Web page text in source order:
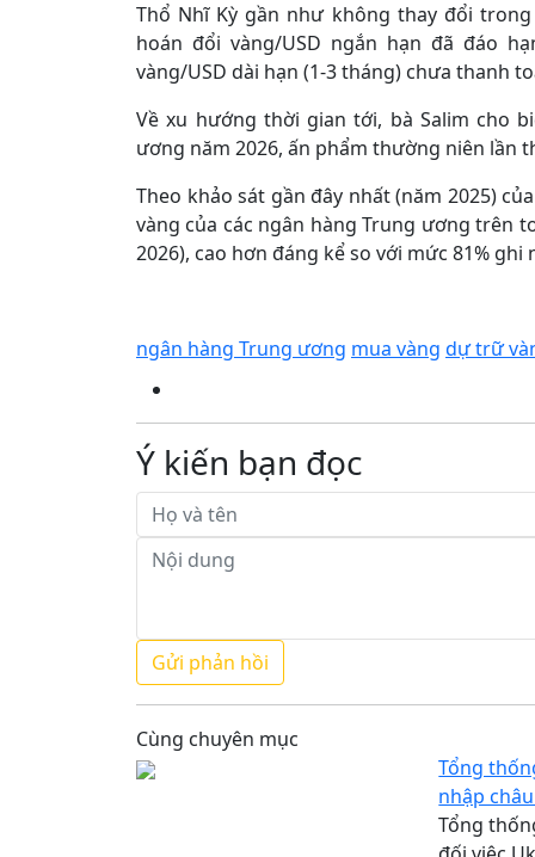
Thổ Nhĩ Kỳ gần như không thay đổi
hoán đổi vàng/USD ngắn hạn đã đáo
vàng/USD dài hạn (1-3 tháng) chưa thanh
Về xu hướng thời gian tới, bà Salim cho
ương năm 2026, ấn phẩm thường niên lần
Theo khảo sát gần đây nhất (năm 2025)
vàng của các ngân hàng Trung ương trên
2026), cao hơn đáng kể so với mức 81%
ngân hàng Trung ương mua vàng dự trữ
Ý kiến bạn đọc
Cùng chuyên mục
Tổng
nhập
Tổng